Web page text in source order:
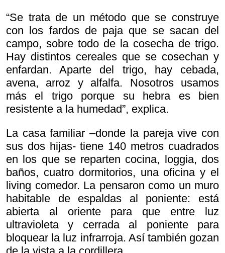
“Se trata de un método que se construye
con los fardos de paja que se sacan del
campo, sobre todo de la cosecha de trigo.
Hay distintos cereales que se cosechan y
enfardan. Aparte del trigo, hay cebada,
avena, arroz y alfalfa. Nosotros usamos
más el trigo porque su hebra es bien
resistente a la humedad”, explica.
La casa familiar –donde la pareja vive con
sus dos hijas- tiene 140 metros cuadrados
en los que se reparten cocina, loggia, dos
baños, cuatro dormitorios, una oficina y el
living comedor. La pensaron como un muro
habitable de espaldas al poniente: está
abierta al oriente para que entre luz
ultravioleta y cerrada al poniente para
bloquear la luz infrarroja. Así también gozan